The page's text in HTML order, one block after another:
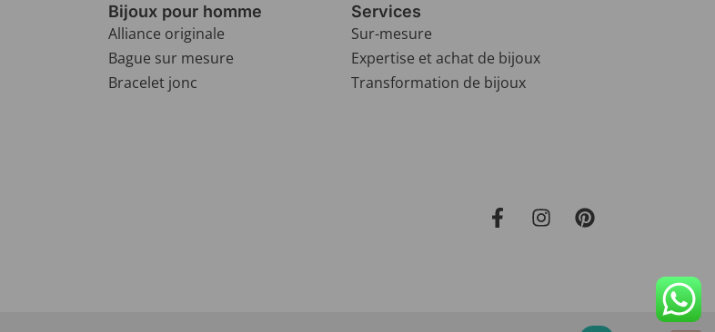
Bijoux pour homme
Alliance originale
Bague sur mesure
Bracelet jonc
Services
Sur-mesure
Expertise et achat de bijoux
Transformation de bijoux